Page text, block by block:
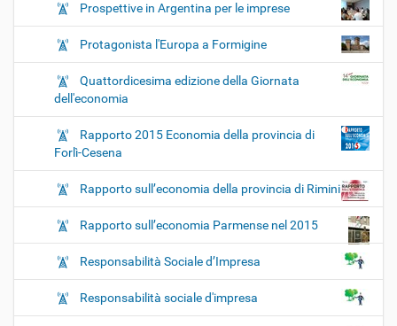
Prospettive in Argentina per le imprese
Protagonista l'Europa a Formigine
Quattordicesima edizione della Giornata
dell'economia
Rapporto 2015 Economia della provincia di
Forlì-Cesena
Rapporto sull’economia della provincia di Rimini
Rapporto sull’economia Parmense nel 2015
Responsabilità Sociale d’Impresa
Responsabilità sociale d'impresa